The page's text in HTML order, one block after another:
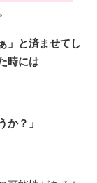
」と済ませてし
時には
か？」